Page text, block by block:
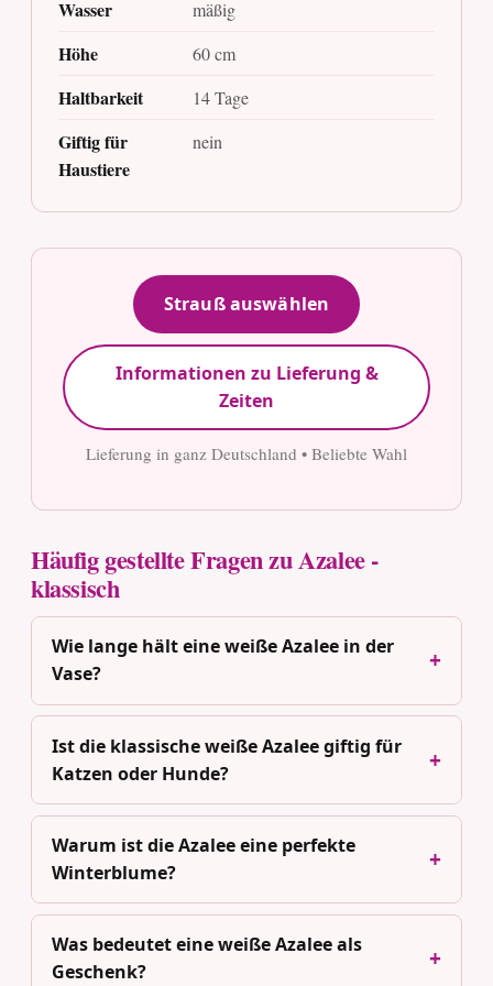
Wasser mäßig
Höhe 60 cm
Haltbarkeit 14 Tage
Giftig für
Haustiere
nein
Strauß auswählen
Informationen zu Lieferung &
Zeiten
Lieferung in ganz Deutschland • Beliebte Wahl
Häufig gestellte Fragen zu Azalee -
klassisch
Wie lange hält eine weiße Azalee in der
Vase?
Ist die klassische weiße Azalee giftig für
Katzen oder Hunde?
Warum ist die Azalee eine perfekte
Winterblume?
Was bedeutet eine weiße Azalee als
Geschenk?